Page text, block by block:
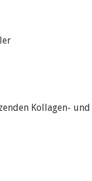
Kollagen- und